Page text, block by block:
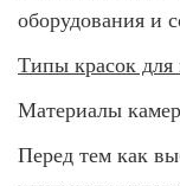
оборудования и
Типы красок для
Материалы
Перед тем как